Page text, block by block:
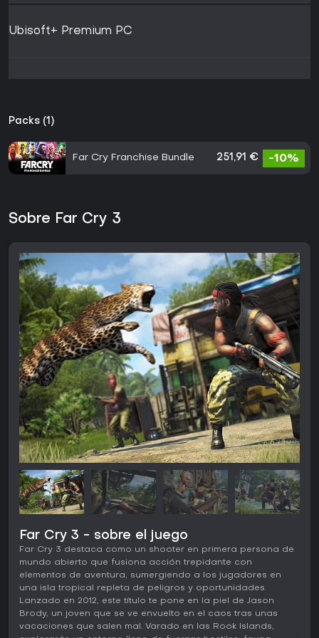
Ubisoft+ Premium PC
Packs (1)
Far Cry Franchise Bundle 251,91 € -10%
Sobre Far Cry 3
Far Cry 3 - sobre el juego
Far Cry 3 destaca como un shooter en primera persona de
mundo abierto que fusiona acción trepidante con
elementos de aventura, sumergiendo a los jugadores en
una isla tropical repleta de peligros y oportunidades.
Lanzado en 2012, este título te pone en la piel de Jason
Brody, un joven que se ve envuelto en el caos tras unas
vacaciones que salen mal. Varado en las Rook Islands,